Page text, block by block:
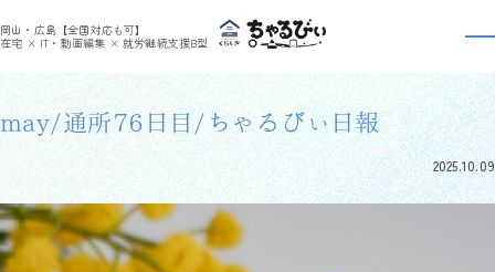
岡山・広島【全国対応も可】
在宅 × IT・動画編集 × 就労継続支援B型
利用者さんの日報 >
利用者さんの日報
may/通所76日目/ちゃるびぃ日報
2025.10.09